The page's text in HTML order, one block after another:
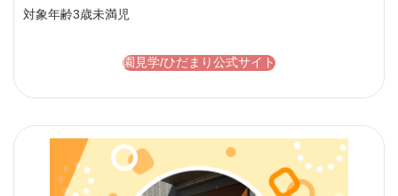
対象年齢3歳未満児
園見学/ひだまり公式サイト